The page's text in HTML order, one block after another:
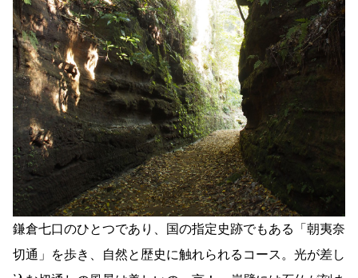
鎌倉七口のひとつであり、国の指定史跡でもある「朝夷奈
切通」を歩き、自然と歴史に触れられるコース。光が差し